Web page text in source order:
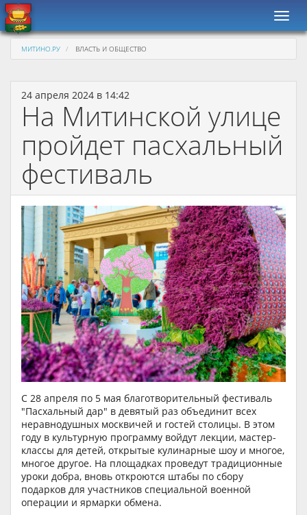
МИТИНО.РУ ВЛАСТЬ И ОБЩЕСТВО
24 апреля 2024 в 14:42
На Митинской улице
пройдет пасхальный
фестиваль
С 28 апреля по 5 мая благотворительный фестиваль
"Пасхальный дар" в девятый раз объединит всех
неравнодушных москвичей и гостей столицы. В этом
году в культурную программу войдут лекции, мастер-
классы для детей, открытые кулинарные шоу и многое,
многое другое. На площадках проведут традиционные
уроки добра, вновь откроются штабы по сбору
подарков для участников специальной военной
операции и ярмарки обмена.